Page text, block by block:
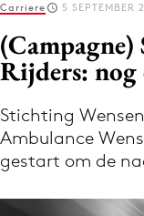
Log in
Volg het
Carriere 5 SEPTEMBER
Rijders: nog
Stichting
Ambulance
gestart om de